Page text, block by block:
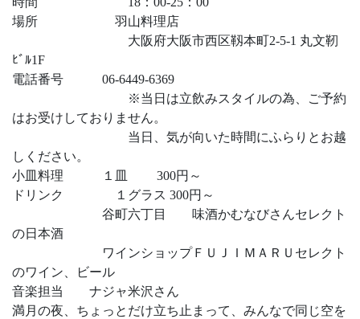
場所 羽山料理店
大阪府大阪市西区靱本町2-5-1 丸文靭
ﾋﾞﾙ1F
電話番号 06-6449-6369
※当日は立飲みスタイルの為、ご予約
はお受けしておりません。
当日、気が向いた時間にふらりとお越
しください。
小皿料理 １皿 300円～
ドリンク １グラス 300円～
谷町六丁目 味酒かむなびさんセレクト
の日本酒
ワインショップＦＵＪＩＭＡＲＵセレクト
のワイン、ビール
音楽担当 ナジャ米沢さん
満月の夜、ちょっとだけ立ち止まって、みんなで同じ空を